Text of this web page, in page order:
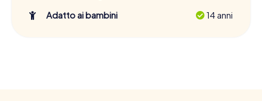
Adatto ai bambini
14 anni